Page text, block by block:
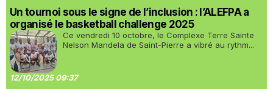
Un tournoi sous le signe de l’inclusion : l’ALEFPA a
organisé le basketball challenge 2025
Ce vendredi 10 octobre, le Complexe Terre Sainte
Nelson Mandela de Saint-Pierre a vibré au rythm...
12/10/2025 09:37